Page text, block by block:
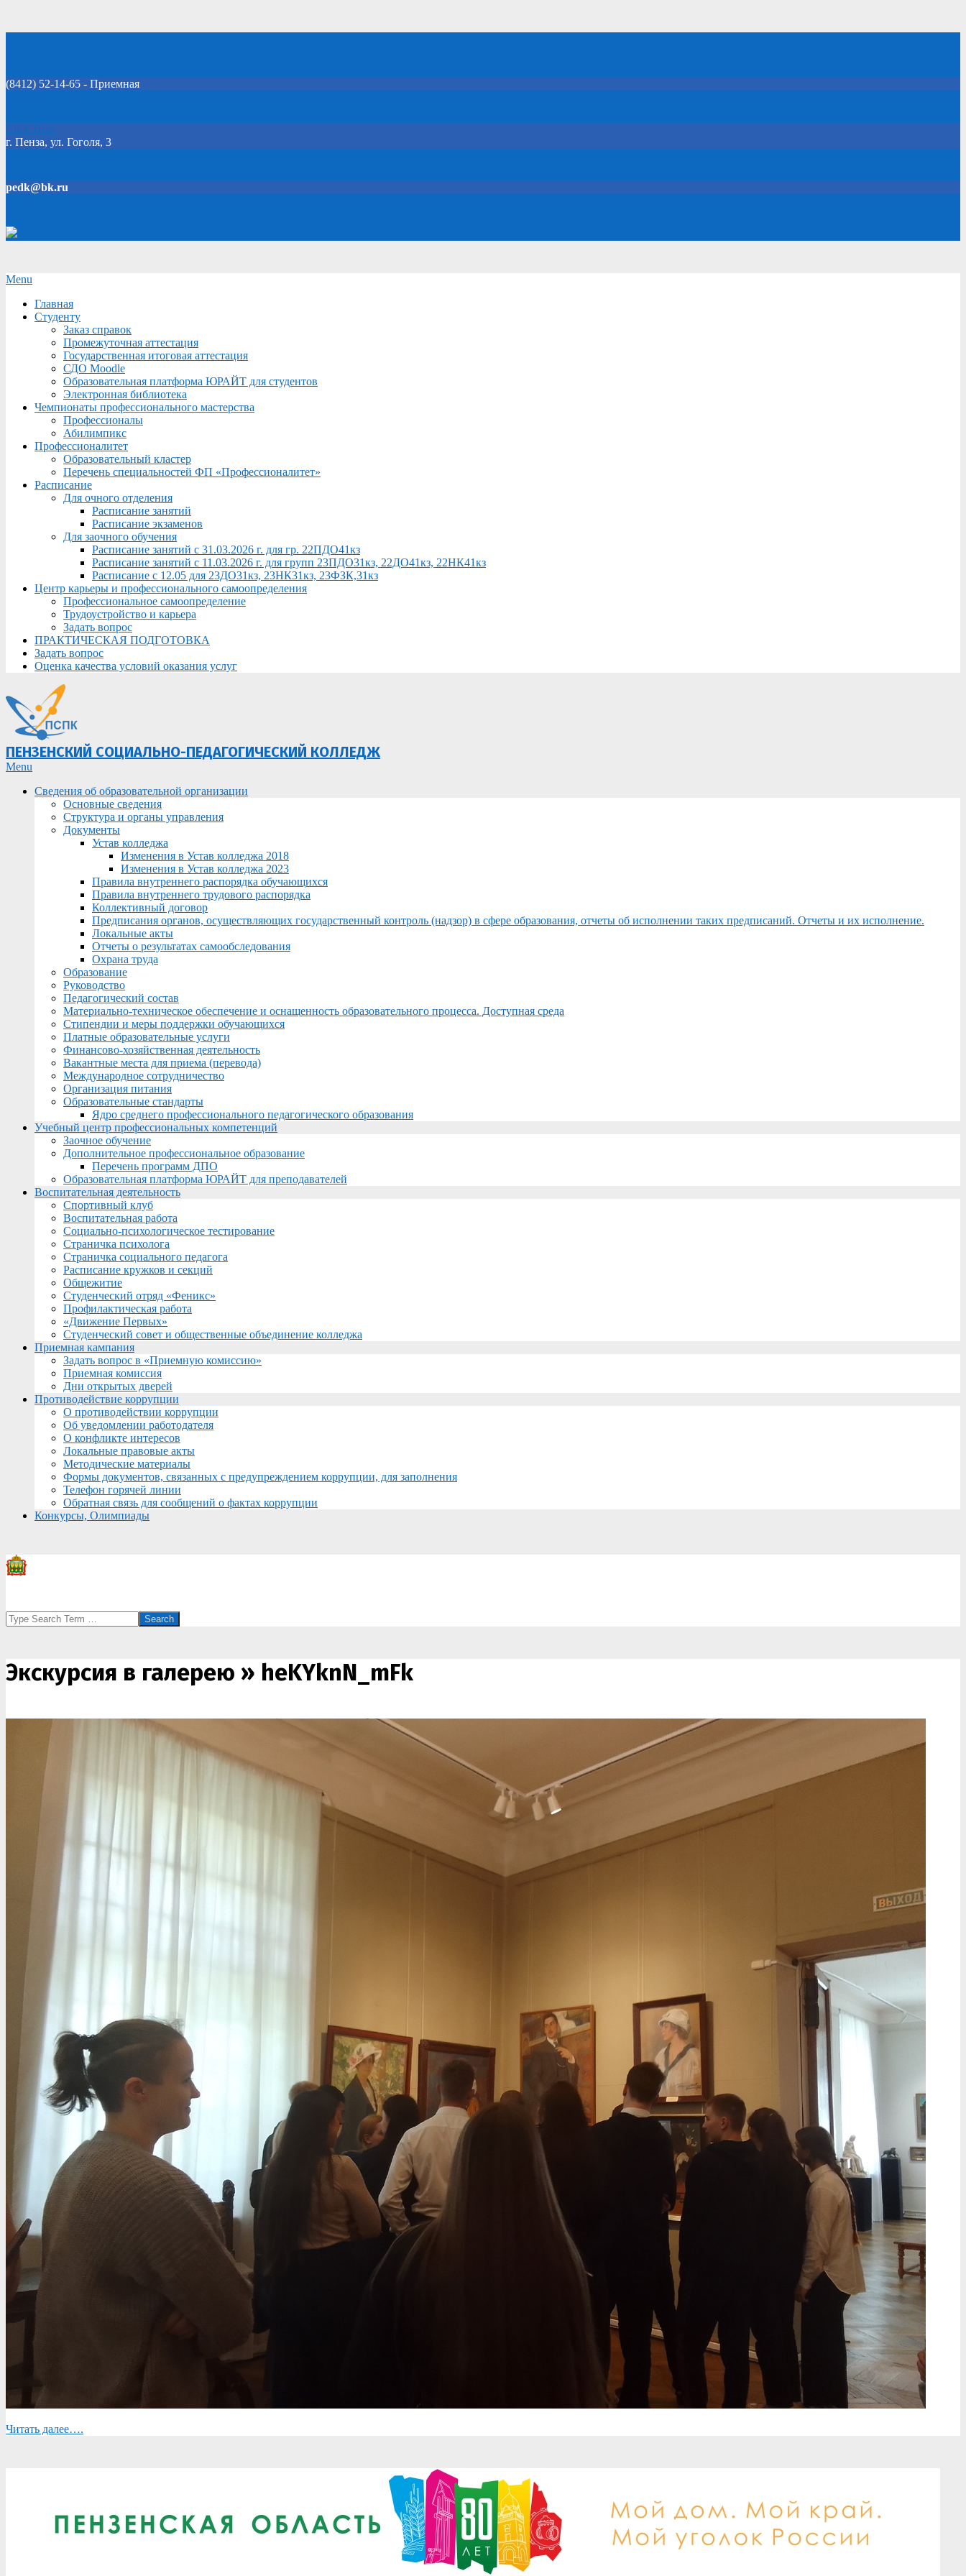
(8412) 52-14-65 - Приемная
Click Here
г. Пенза, ул. Гоголя, 3
pedk@bk.ru
Secondary
Menu
Menu
Главная
Студенту
Заказ справок
Промежуточная аттестация
Государственная итоговая аттестация
СДО Moodle
Образовательная платформа ЮРАЙТ для студентов
Электронная библиотека
Чемпионаты профессионального мастерства
Профессионалы
Абилимпикс
Профессионалитет
Образовательный кластер
Перечень специальностей ФП «Профессионалитет»
Расписание
Для очного отделения
Расписание занятий
Расписание экзаменов
Для заочного обучения
Расписание занятий с 31.03.2026 г. для гр. 22ПДО41кз
Расписание занятий с 11.03.2026 г. для групп 23ПДО31кз, 22ДО41кз, 22НК41кз
Расписание с 12.05 для 23ДО31кз, 23НК31кз, 23ФЗК,31кз
Центр карьеры и профессионального самоопределения
Профессиональное самоопределение
Трудоустройство и карьера
Задать вопрос
ПРАКТИЧЕСКАЯ ПОДГОТОВКА
Задать вопрос
Оценка качества условий оказания услуг
ПЕНЗЕНСКИЙ СОЦИАЛЬНО-ПЕДАГОГИЧЕСКИЙ КОЛЛЕДЖ
Primary
Menu
Menu
Сведения об образовательной организации
Основные сведения
Структура и органы управления
Документы
Устав колледжа
Изменения в Устав колледжа 2018
Изменения в Устав колледжа 2023
Правила внутреннего распорядка обучающихся
Правила внутреннего трудового распорядка
Коллективный договор
Предписания органов, осуществляющих государственный контроль (надзор) в сфере образования, отчеты об исполнении таких предписаний. Отчеты и их исполнение.
Локальные акты
Отчеты о результатах самообследования
Охрана труда
Образование
Руководство
Педагогический состав
Материально-техническое обеспечение и оснащенность образовательного процесса. Доступная среда
Стипендии и меры поддержки обучающихся
Платные образовательные услуги
Финансово-хозяйственная деятельность
Вакантные места для приема (перевода)
Международное сотрудничество
Организация питания
Образовательные стандарты
Ядро среднего профессионального педагогического образования
Учебный центр профессиональных компетенций
Заочное обучение
Дополнительное профессиональное образование
Перечень программ ДПО
Образовательная платформа ЮРАЙТ для преподавателей
Воспитательная деятельность
Спортивный клуб
Воспитательная работа
Социально-психологическое тестирование
Страничка психолога
Страничка социального педагога
Расписание кружков и секций
Общежитие
Студенческий отряд «Феникс»
Профилактическая работа
«Движение Первых»
Студенческий совет и общественные объединение колледжа
Приемная кампания
Задать вопрос в «Приемную комиссию»
Приемная комиссия
Дни открытых дверей
Противодействие коррупции
О противодействии коррупции
Об уведомлении работодателя
О конфликте интересов
Локальные правовые акты
Методические материалы
Формы документов, связанных с предупреждением коррупции, для заполнения
Телефон горячей линии
Обратная связь для сообщений о фактах коррупции
Конкурсы, Олимпиады
Search
Экскурсия в галерею » heKYknN_mFk
Читать далее….